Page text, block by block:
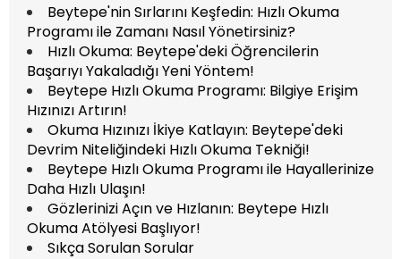
Beytepe'nin Sırlarını Keşfedin: Hızlı Okuma
Programı ile Zamanı Nasıl Yönetirsiniz?
Hızlı Okuma: Beytepe'deki Öğrencilerin
Başarıyı Yakaladığı Yeni Yöntem!
Beytepe Hızlı Okuma Programı: Bilgiye Erişim
Hızınızı Artırın!
Okuma Hızınızı İkiye Katlayın: Beytepe'deki
Devrim Niteliğindeki Hızlı Okuma Tekniği!
Beytepe Hızlı Okuma Programı ile Hayallerinize
Daha Hızlı Ulaşın!
Gözlerinizi Açın ve Hızlanın: Beytepe Hızlı
Okuma Atölyesi Başlıyor!
Sıkça Sorulan Sorular